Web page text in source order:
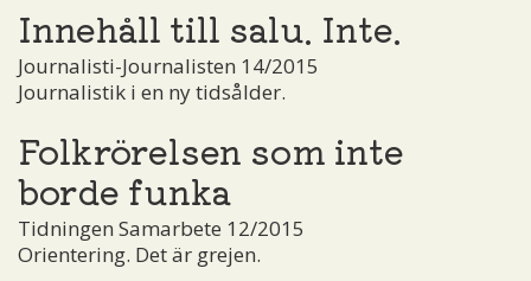
Innehåll till salu. Inte.
Journalisti-Journalisten 14/2015
Journalistik i en ny tidsålder.
Folkrörelsen som inte
borde funka
Tidningen Samarbete 12/2015
Orientering. Det är grejen.